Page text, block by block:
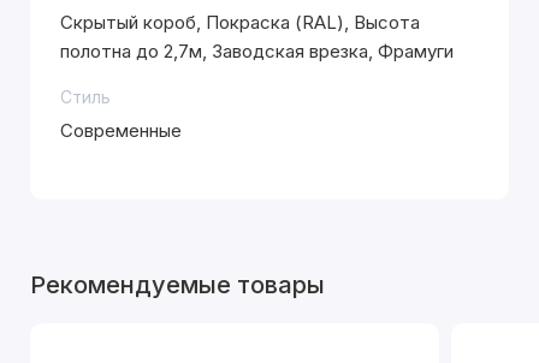
Скрытый короб, Покраска (RAL), Высота
полотна до 2,7м, Заводская врезка, Фрамуги
Стиль
Современные
Рекомендуемые товары